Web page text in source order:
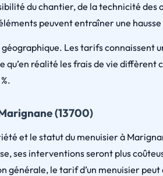
du chantier, de la technicité
peuvent entraîner une
Les tarifs connaissent
qu’en réalité les frais de vie diffèrent
(13700)
et le statut du menuisier à
ses interventions seront plus
générale, le tarif d’un menuisier